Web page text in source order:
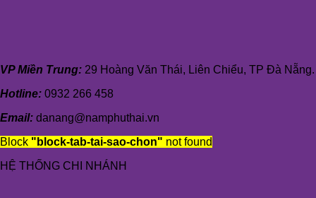
VP Miền Trung: 29 Hoàng Văn Thái, Liên Chiểu, TP Đà Nẵng.
Hotline: 0932 266 458
Email: danang@namphuthai.vn
Block "block-tab-tai-sao-chon" not found
HỆ THỐNG CHI NHÁNH